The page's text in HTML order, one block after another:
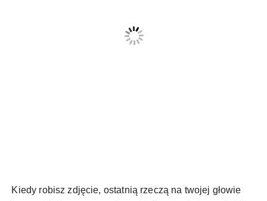
Kiedy robisz zdjęcie, ostatnią rzeczą na twojej głowie